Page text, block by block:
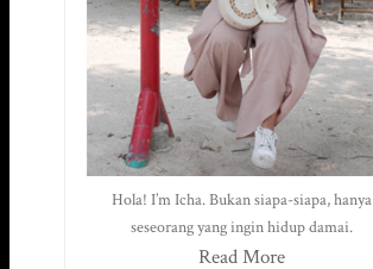
Hola! I’m Icha. Bukan siapa-siapa, hanya
seseorang yang ingin hidup damai.
Read More